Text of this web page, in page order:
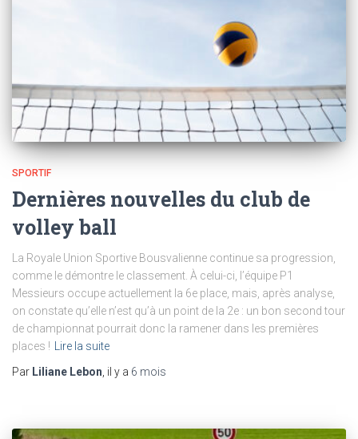
SPORTIF
Dernières nouvelles du club de
volley ball
La Royale Union Sportive Bousvalienne continue sa progression,
comme le démontre le classement. À celui-ci, l’équipe P1
Messieurs occupe actuellement la 6e place, mais, après analyse,
on constate qu’elle n’est qu’à un point de la 2e : un bon second tour
de championnat pourrait donc la ramener dans les premières
places !
Lire la suite
Par Liliane Lebon , il y a 6 mois